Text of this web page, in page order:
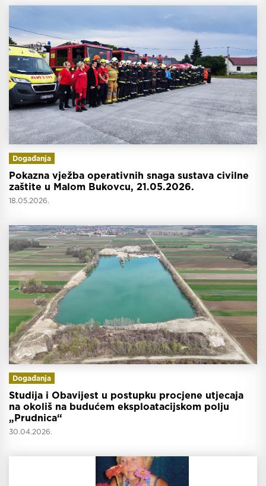
Događanja
Pokazna vježba operativnih snaga sustava civilne
zaštite u Malom Bukovcu, 21.05.2026.
18.05.2026.
Događanja
Studija i Obavijest u postupku procjene utjecaja
na okoliš na budućem eksploatacijskom polju
„Prudnica“
30.04.2026.